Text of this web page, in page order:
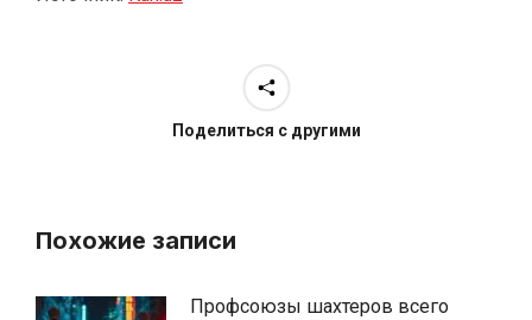
Поделиться с другими
Похожие записи
Профсоюзы шахтеров всего